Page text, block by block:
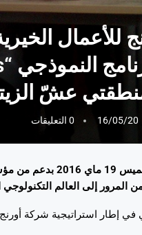
عشّ
16/05/20 0 التعليقات
ماي بدعم من
المرور إلى العالم التكنولوجي
في إطار استراتيجية شركة أورنج